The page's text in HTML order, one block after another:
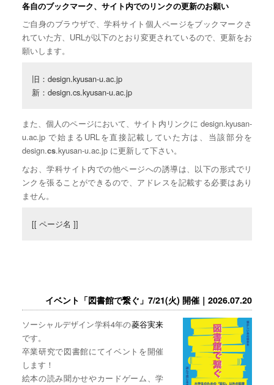
各自のブックマーク、サイト内でのリンクの更新のお願い
ご自身のブラウザで、学科サイト個人ページをブックマークさ
れていた方、URLが以下のとおり変更されているので、更新をお
願いします。
旧：design.kyusan-u.ac.jp
新：design.cs.kyusan-u.ac.jp
また、個人のページにおいて、サイト内リンクに design.kyusan-
u.ac.jp で始まるURLを直接記載していた方は、当該部分を
design.cs.kyusan-u.ac.jp に更新して下さい。
なお、学科サイト内での他ページへの誘導は、以下の形式でリ
ンクを張ることができるので、アドレスを記載する必要はあり
ません。
[[ ページ名 ]]
イベント「図書館で繋ぐ」7/21(火) 開催｜2026.07.20
ソーシャルデザイン学科4年の菱谷実来
です。
卒業研究で図書館にてイベントを開催
します！
絵本の読み聞かせやカードゲーム、学